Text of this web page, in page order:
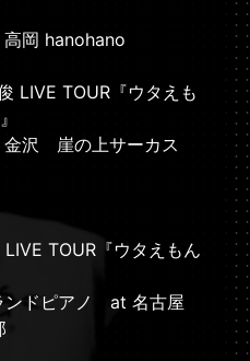
岡 hanohano
LIVE TOUR『ウタえも
沢 崖の上サーカス
TOUR『ウタえもん
ンドピアノ at 名古屋